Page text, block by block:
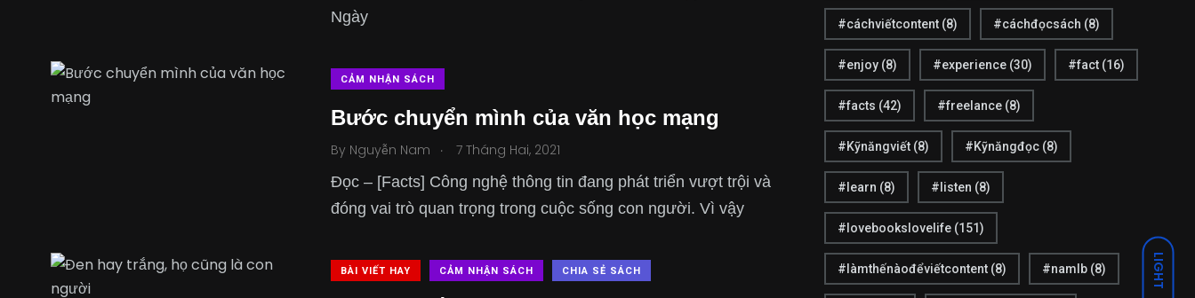
LIGHT
Ngày
CẢM NHẬN SÁCH
Bước chuyển mình của văn học mạng
By Nguyễn Nam .
7 Tháng Hai, 2021
Đọc – [Facts] Công nghệ thông tin đang phát triển vượt trội và
đóng vai trò quan trọng trong cuộc sống con người. Vì vậy
BÀI VIẾT HAY CẢM NHẬN SÁCH CHIA SẺ SÁCH
27
Kỹ năng Viết Liên hệ
20 13
#cáchviếtcontent (8) #cáchđọcsách (8)
#enjoy (8) #experience (30) #fact (16)
#facts (42) #freelance (8)
#Kỹnăngviết (8) #Kỹnăngđọc (8)
#learn (8) #listen (8)
#lovebookslovelife (151)
#làmthếnàođểviếtcontent (8) #namlb (8)